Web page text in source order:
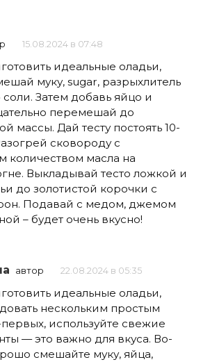
15.08.2024 в 07:48
идеальные оладьи,
муку, sugar, разрыхлитель
Затем добавь яйцо и
перемешай до
массы. Дай тесту постоять 10-
сковороду с
количеством масла на
Выкладывай тесто ложкой и
до золотистой корочки с
Подавай с медом, джемом
– будет очень вкусно!
автор 22.08.2024 в 05:35
идеальные оладьи,
нескольким простым
используйте свежие
— это важно для вкуса. Во-
смешайте муку, яйца,